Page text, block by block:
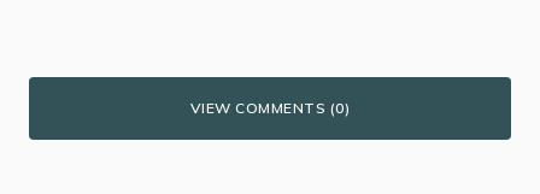
VIEW COMMENTS (0)